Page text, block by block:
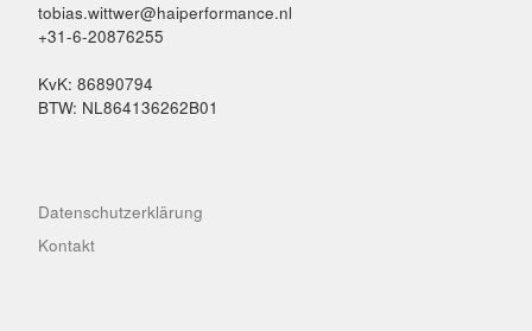
tobias.wittwer@haiperformance.nl
+31-6-20876255
KvK: 86890794
BTW: NL864136262B01
Datenschutzerklärung
Kontakt